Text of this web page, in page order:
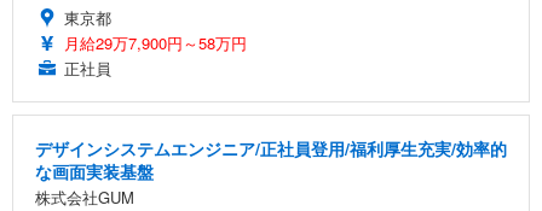
東京都
月給29万7,900円～58万円
正社員
デザインシステムエンジニア/正社員登用/福利厚生充実/効率的
な画面実装基盤
株式会社GUM